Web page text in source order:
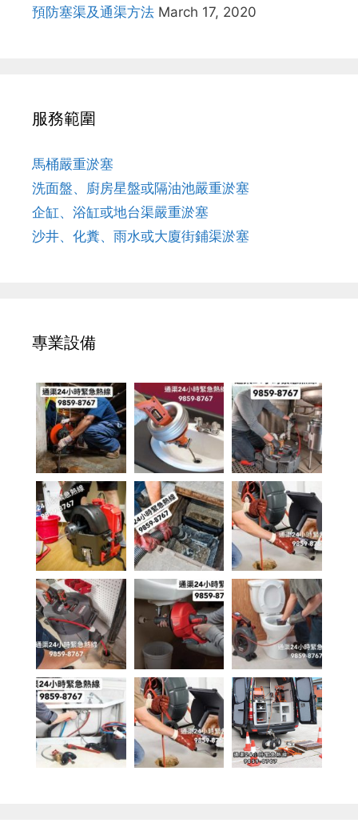
預防塞渠及通渠方法 March 17, 2020
服務範圍
馬桶嚴重淤塞
洗面盤、廚房星盤或隔油池嚴重淤塞
企缸、浴缸或地台渠嚴重淤塞
沙井、化糞、雨水或大廈街鋪渠淤塞
專業設備